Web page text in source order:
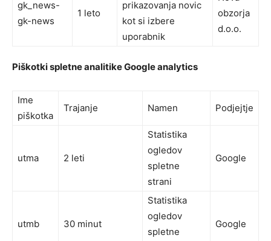
gk_news-
gk-news
1 leto
prikazovanja novic
kot si izbere
uporabnik
obzorja
d.o.o.
Piškotki spletne analitike Google analytics
Ime
piškotka
Trajanje Namen Podjejtje
utma 2 leti
Statistika
ogledov
spletne
strani
Google
utmb 30 minut
Statistika
ogledov
spletne
Google